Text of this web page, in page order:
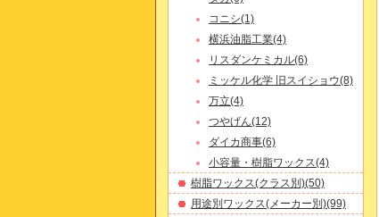
コニシ(1)
横浜油脂工業(4)
リスダンケミカル(6)
ミッケル化学 旧スイショウ(8)
万立(4)
つやげん(12)
ダイカ商事(6)
小容量・樹脂ワックス(4)
樹脂ワックス(クラス別)(50)
用途別ワックス(メーカー別)(99)